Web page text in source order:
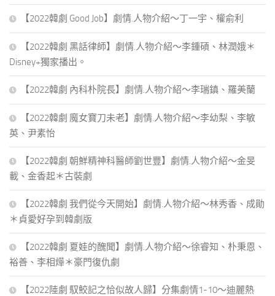
【2022韓劇 Good Job】劇情.人物介紹～丁一宇、權俞利
【2022韓劇 黑話律師】劇情.人物介紹～李鍾碩、林潤娥＊
Disney+獨家播出。
【2022韓劇 內科朴院長】劇情.人物介紹～李瑞鎮、羅美蘭
【2022韓劇 魔女寶刀未老】劇情.人物介紹～李幼梨、李敏
英、尹素怡
【2022韓劇 朝鮮精神科醫師劉世豐】劇情.人物介紹～金旻
載、金香起＊古裝劇
【2022韓劇 我們從今天開始】劇情.人物介紹～林秀香、成勛
＊貞愛好孕到韓劇版
【2022韓劇 夏娃的醜聞】劇情.人物介紹～徐睿知、朴秉恩、
裕善、李相燁＊豪門復仇劇
【2022陸劇 馭鮫記之恰似故人歸】分集劇情1-10～迪麗熱